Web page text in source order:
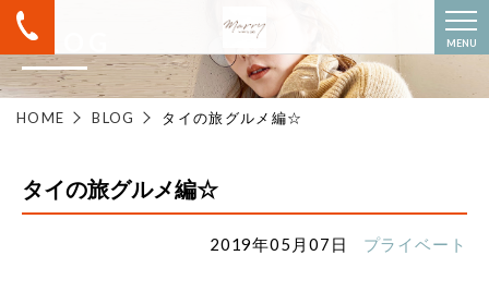
MENU
BLOG
HOME BLOG タイの旅グルメ編☆
タイの旅グルメ編☆
2019年05月07日 プライベート